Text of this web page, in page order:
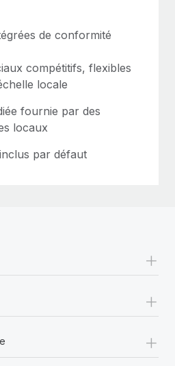
de conformité
compétitifs, flexibles
locale
fournie par des
locaux
par défaut
+
+
+